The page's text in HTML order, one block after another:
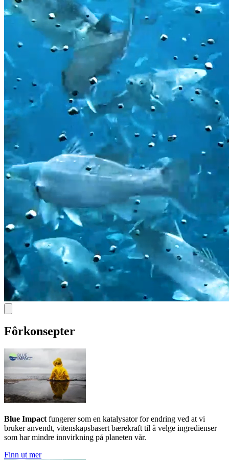
Fôrkonsepter
Blue Impact fungerer som en katalysator for endring ved at vi
bruker anvendt, vitenskapsbasert bærekraft til å velge ingredienser
som har mindre innvirkning på planeten vår.
Finn ut mer